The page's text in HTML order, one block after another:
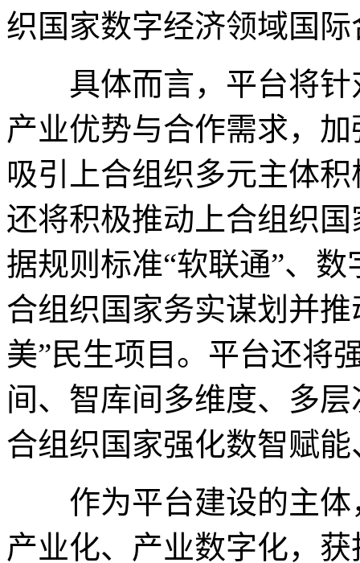
织国家数字经济领域国际
具体而言，平台将针
产业优势与合作需求，
吸引上合组织多元主体
还将积极推动上合组织
据规则标准“软联通”、
合组织国家务实谋划并
美”民生项目。平台还将
间、智库间多维度、多
合组织国家强化数智赋
作为平台建设的主体
产业化、产业数字化，